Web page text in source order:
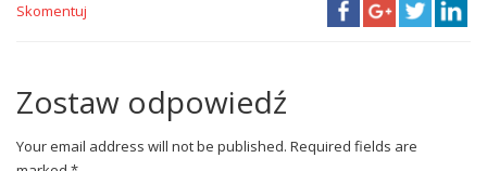
Skomentuj
Zostaw odpowiedź
Your email address will not be published. Required fields are